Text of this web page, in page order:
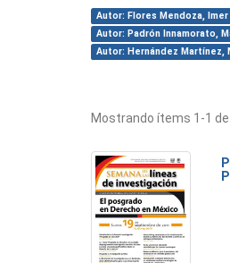
Autor: Flores Mendoza, Imer
Autor: Padrón Innamorato,
Autor: Hernández Martínez,
Mostrando ítems 1-1 de